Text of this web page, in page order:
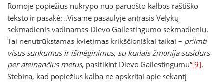
Romoje popiežius nukrypo nuo paruošto kalbos raštiško
teksto ir pasakė: „Visame pasaulyje antrasis Velykų
sekmadienis vadinamas Dievo Gailestingumo sekmadieniu.
Tai nenutrūkstamas kvietimas krikščioniškai taikai – priimti
visus sunkumus ir išmėginimus, su kuriais žmonija susidurs
per ateinančius metus, pasitikint Dievo Gailestingumu“[9].
Stebina, kad popiežius kalba ne apskritai apie sekantį